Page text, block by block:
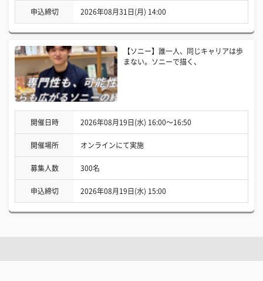
申込締切 2026年08月31日(月) 14:00
【ソニー】誰一人、同じキャリアは歩
まない。ソニーで描く、
開催日時 2026年08月19日(水) 16:00〜16:50
開催場所 オンラインにて実施
募集人数 300名
申込締切 2026年08月19日(水) 15:00